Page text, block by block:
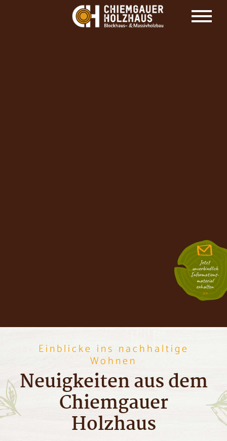
HOLZHAUS HERSTELLER CHIEMGAUER
HOLZHAUS
Neuigkeiten aus dem
Chiemgauer
Holzhaus
Einblicke ins nachhaltige
Wohnen
Jetzt
unverbindlich
Informations­
material
erhalten